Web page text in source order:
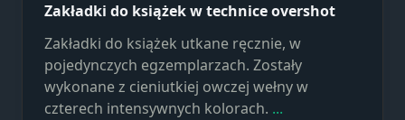
Zakładki do książek w technice overshot
Zakładki do książek utkane ręcznie, w
pojedynczych egzemplarzach. Zostały
wykonane z cieniutkiej owczej wełny w
czterech intensywnych kolorach. ...